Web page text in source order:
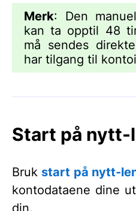
Merk: Den
kan ta opptil 48
må sendes
har tilgang til
Start på nytt-
Brukstart på nytt-
kontodataene dine
din.